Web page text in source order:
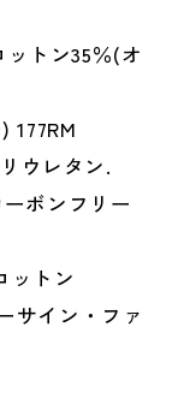
トン35％(オ
177RM
ウレタン.
ボンフリー
ットン
サイン・ファ